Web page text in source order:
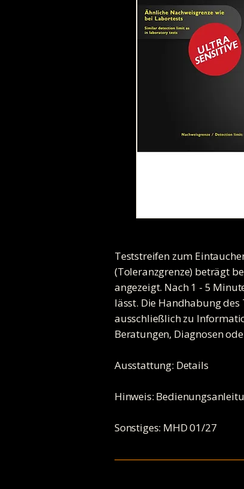
Teststreifen zum
(Toleranzgrenze) beträgt
angezeigt. Nach 1 - 5
lässt. Die Handhabung
ausschließlich zu
Beratungen, Diagnosen
Ausstattung: Details
Hinweis:
Sonstiges: MHD 01/27